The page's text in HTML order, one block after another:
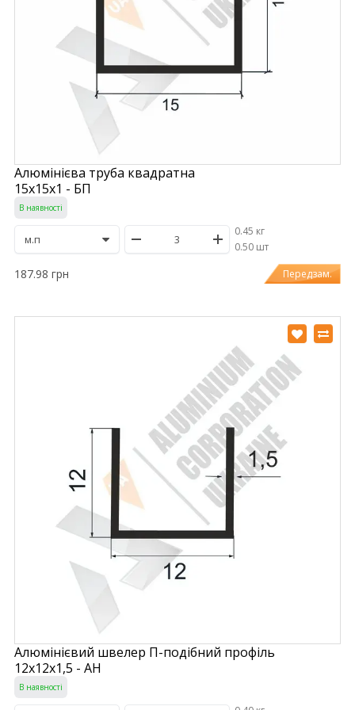
Алюмінієва труба квадратна
15х15х1 - БП
В наявності
0.45 кг
/0.50 шт
187.98 грн Передзам.
Алюмінієвий швелер П-подібний профіль
12х12х1,5 - АН
В наявності